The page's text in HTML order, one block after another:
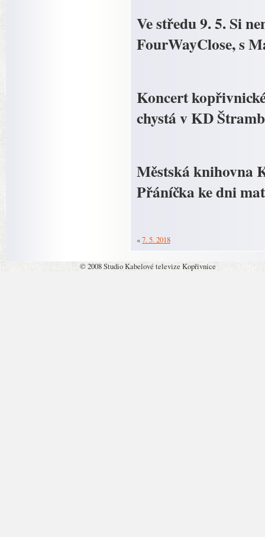
Ve středu 9. 5. Si
FourWayClose, s
Koncert
chystá v KD
Městská knihovna
Přáníčka ke dni
«7. 5. 2018
© 2008 Studio Kabelové televize Kopřivnice